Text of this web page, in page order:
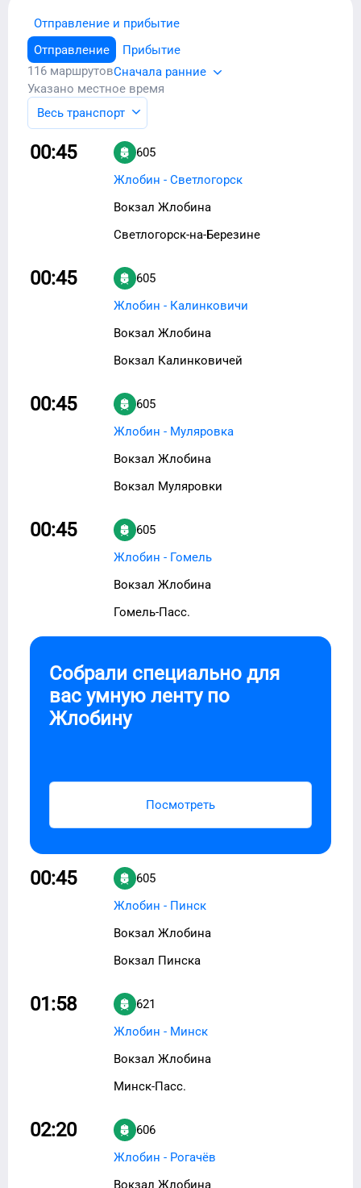
Отправление и прибытие
Отправление
Прибытие
116 маршрутовСначала ранние
Указано местное время
Весь транспорт
00:45
605
Жлобин - Светлогорск
Вокзал Жлобина
Светлогорск-на-Березине
00:45
605
Жлобин - Калинковичи
Вокзал Жлобина
Вокзал Калинковичей
00:45
605
Жлобин - Муляровка
Вокзал Жлобина
Вокзал Муляровки
00:45
605
Жлобин - Гомель
Вокзал Жлобина
Гомель-Пасс.
Собрали специально для
вас умную ленту по
Жлобину
Посмотреть
00:45
605
Жлобин - Пинск
Вокзал Жлобина
Вокзал Пинска
01:58
621
Жлобин - Минск
Вокзал Жлобина
Минск-Пасс.
02:20
606
Жлобин - Рогачёв
Вокзал Жлобина